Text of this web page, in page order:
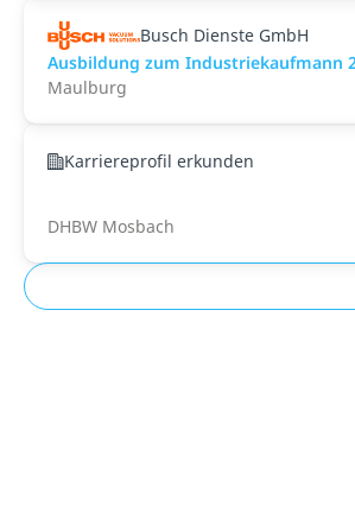
Busch Dienste GmbH
Ausbildung zum Industriekaufmann
Maulburg
Karriereprofil erkunden
DHBW Mosbach